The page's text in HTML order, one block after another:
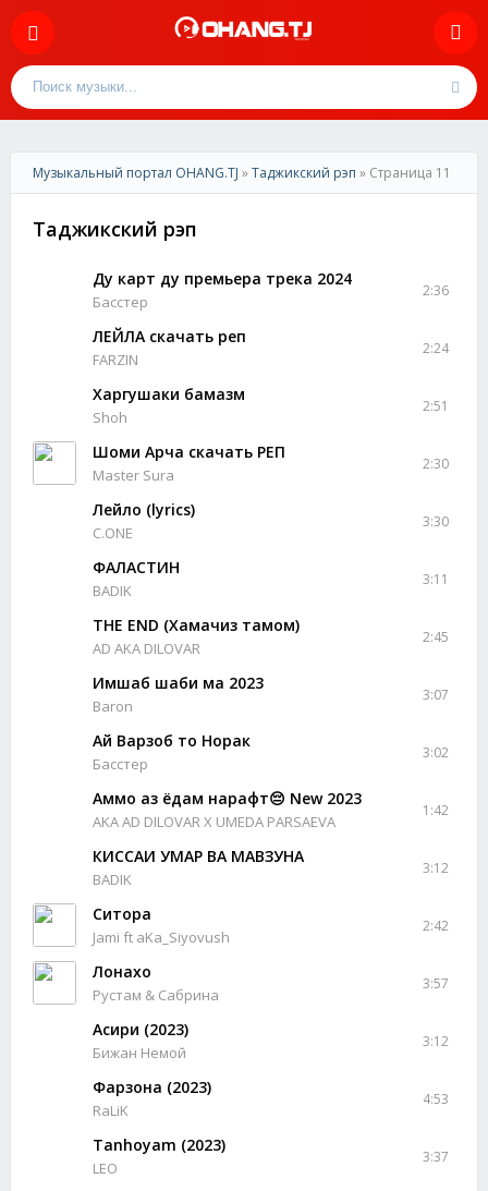
Музыкальный портал OHANG.TJ »Таджикский рэп » Страница 11
Таджикский рэп
Ду карт ду премьера трека 2024
Басстер
2:36
ЛЕЙЛА скачать реп
FARZIN
2:24
Харгушаки бамазм
Shoh
2:51
Шоми Арча скачать РЕП
Master Sura
2:30
Лейло (lyrics)
C.ONE
3:30
ФАЛАСТИН
BADIK
3:11
THE END (Хамачиз тамом)
AD AKA DILOVAR
2:45
Имшаб шаби ма 2023
Baron
3:07
Ай Варзоб то Норак
Басстер
3:02
Аммо аз ёдам нарафт😔 New 2023
AKA AD DILOVAR X UMEDA PARSAEVA
1:42
КИССАИ УМАР ВА МАВЗУНА
BADIK
3:12
Ситора
Jami ft aKa_Siyovush
2:42
Лонахо
Рустам & Сабрина
3:57
Асири (2023)
Бижан Немой
3:12
Фарзона (2023)
RaLiK
4:53
Tanhoyam (2023)
LEO
3:37